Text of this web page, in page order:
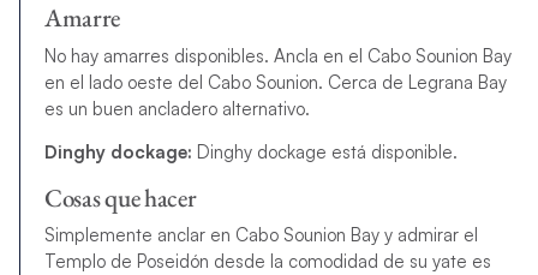
Amarre
No hay amarres disponibles. Ancla en el Cabo Sounion Bay
en el lado oeste del Cabo Sounion. Cerca de Legrana Bay
es un buen ancladero alternativo.
Dinghy dockage: Dinghy dockage está disponible.
Cosas que hacer
Simplemente anclar en Cabo Sounion Bay y admirar el
Templo de Poseidón desde la comodidad de su yate es